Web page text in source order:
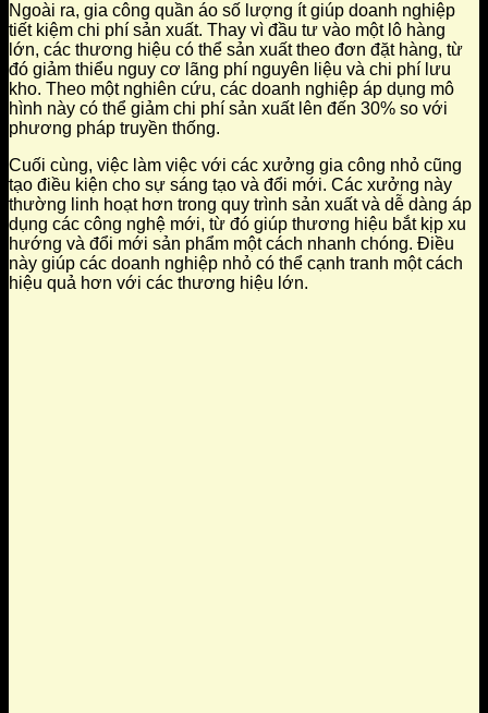
Ngoài ra, gia công quần áo số lượng ít giúp doanh nghiệp
tiết kiệm chi phí sản xuất. Thay vì đầu tư vào một lô hàng
lớn, các thương hiệu có thể sản xuất theo đơn đặt hàng, từ
đó giảm thiểu nguy cơ lãng phí nguyên liệu và chi phí lưu
kho. Theo một nghiên cứu, các doanh nghiệp áp dụng mô
hình này có thể giảm chi phí sản xuất lên đến 30% so với
phương pháp truyền thống.
Cuối cùng, việc làm việc với các xưởng gia công nhỏ cũng
tạo điều kiện cho sự sáng tạo và đổi mới. Các xưởng này
thường linh hoạt hơn trong quy trình sản xuất và dễ dàng áp
dụng các công nghệ mới, từ đó giúp thương hiệu bắt kịp xu
hướng và đổi mới sản phẩm một cách nhanh chóng. Điều
này giúp các doanh nghiệp nhỏ có thể cạnh tranh một cách
hiệu quả hơn với các thương hiệu lớn.